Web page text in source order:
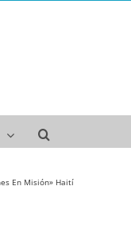
En Misión» Haití